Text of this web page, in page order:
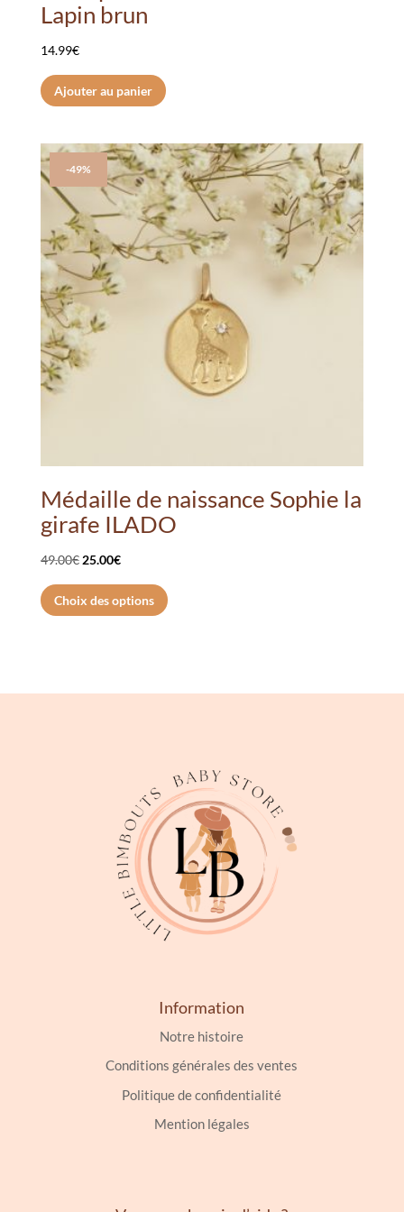
Lapin brun
14.99€
Ajouter au panier
-49%
Médaille de naissance Sophie la
girafe ILADO
49.00€ Le
prix
initial
25.00€Le
prix
actuel
Choix des options
produit
être
choisies
sur
page
du
produit
Information
Notre histoire
Conditions générales des ventes
Politique de confidentialité
Mention légales